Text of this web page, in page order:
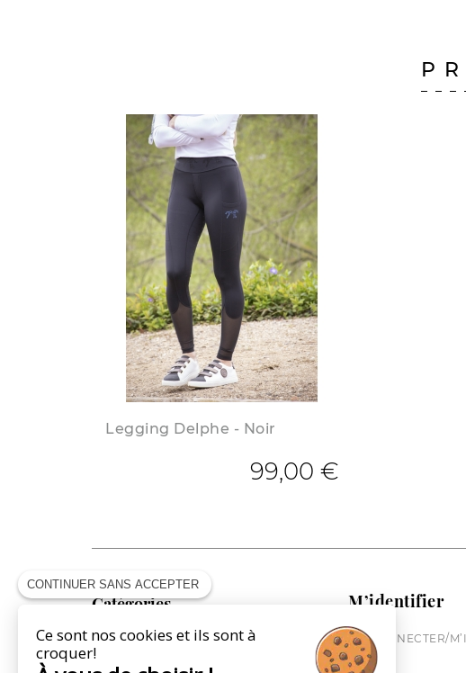
Legging Delphe - Noir
99,00 €
Catégories
COLLECTION CAVALIÈRE
COLLECTION CHEVAL
M’identifier
ME CONNECTER/
CONTINUER SANS ACCEPTER
Ce sont nos cookies et ils sont à
croquer!